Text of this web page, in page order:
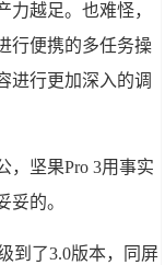
越足。也难怪，
行便携的多任务操
进行更加深入的调
，坚果Pro 3用事实
妥的。
到了3.0版本，同屏